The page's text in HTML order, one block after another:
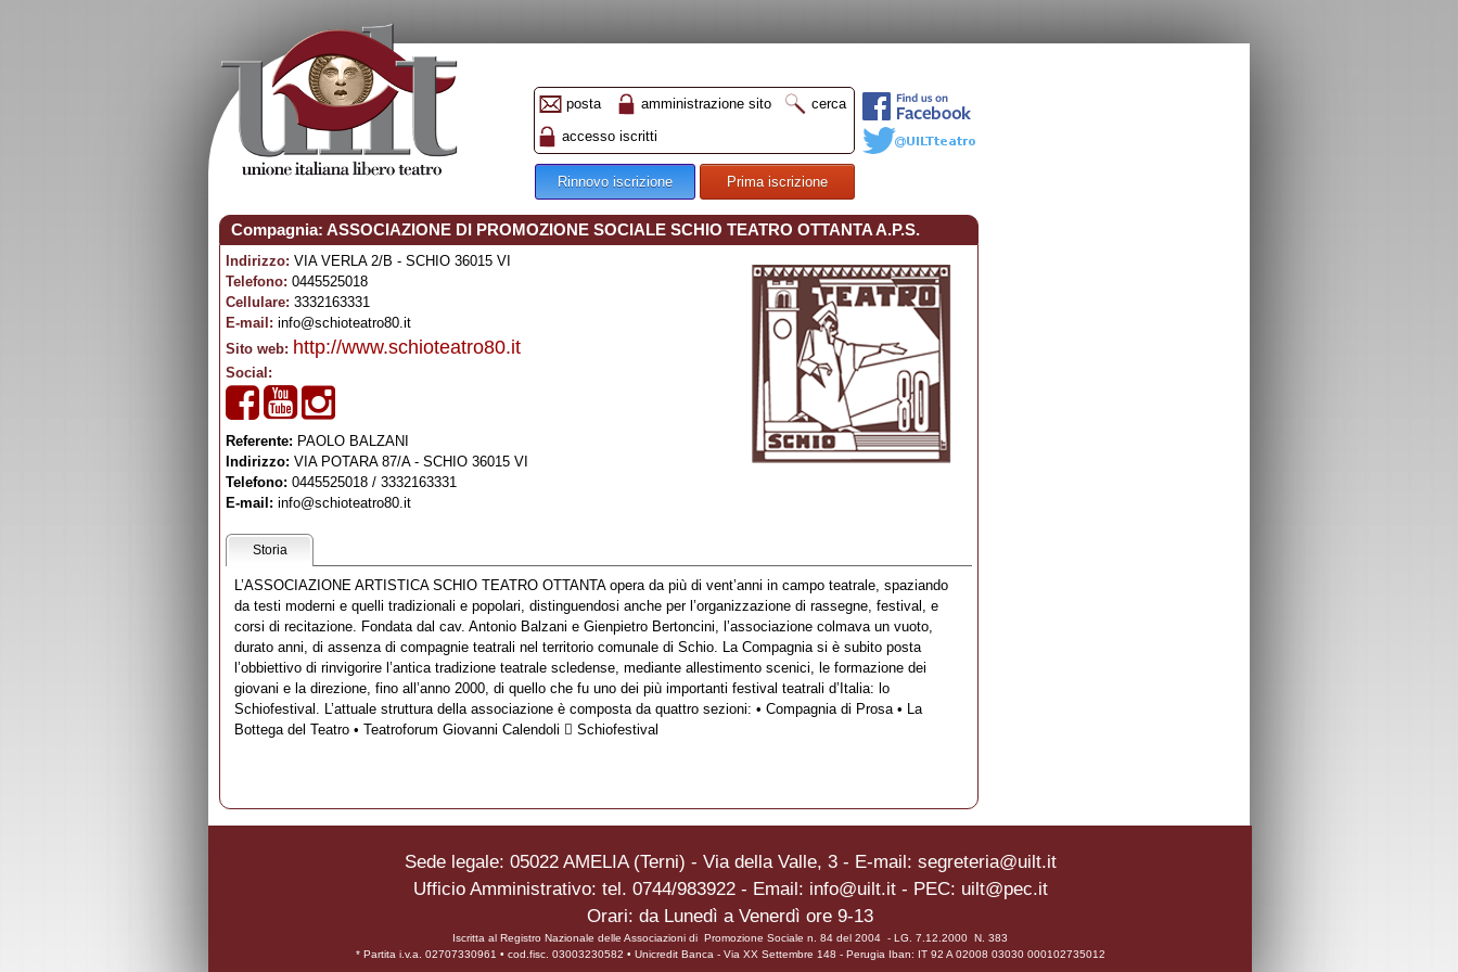
posta amministrazione sito
cerca
accesso iscritti
Rinnovo iscrizione Prima iscrizione
Compagnia: ASSOCIAZIONE DI PROMOZIONE SOCIALE SCHIO TEATRO OTTANTA A.P.S.
Indirizzo: VIA VERLA 2/B - SCHIO 36015 VI
Telefono: 0445525018
Cellulare: 3332163331
E-mail: info@schioteatro80.it
Sito web: http://www.schioteatro80.it
Social:
Referente: PAOLO BALZANI
Indirizzo: VIA POTARA 87/A - SCHIO 36015 VI
Telefono: 0445525018 / 3332163331
E-mail: info@schioteatro80.it
Storia
L’ASSOCIAZIONE ARTISTICA SCHIO TEATRO OTTANTA opera da più di vent’anni in campo teatrale, spaziando
da testi moderni e quelli tradizionali e popolari, distinguendosi anche per l’organizzazione di rassegne, festival, e
corsi di recitazione. Fondata dal cav. Antonio Balzani e Gienpietro Bertoncini, l’associazione colmava un vuoto,
durato anni, di assenza di compagnie teatrali nel territorio comunale di Schio. La Compagnia si è subito posta
l’obbiettivo di rinvigorire l’antica tradizione teatrale scledense, mediante allestimento scenici, le formazione dei
giovani e la direzione, fino all’anno 2000, di quello che fu uno dei più importanti festival teatrali d’Italia: lo
Schiofestival. L’attuale struttura della associazione è composta da quattro sezioni: • Compagnia di Prosa • La
Bottega del Teatro • Teatroforum Giovanni Calendoli  Schiofestival
Sede legale: 05022 AMELIA (Terni) - Via della Valle, 3 - E-mail: segreteria@uilt.it
Ufficio Amministrativo: tel. 0744/983922 - Email: info@uilt.it - PEC: uilt@pec.it
Orari: da Lunedì a Venerdì ore 9-13
Iscritta al Registro Nazionale delle Associazioni di Promozione Sociale n. 84 del 2004 - LG. 7.12.2000 N. 383
* Partita i.v.a. 02707330961 • cod.fisc. 03003230582 • Unicredit Banca - Via XX Settembre 148 - Perugia Iban: IT 92 A 02008 03030 000102735012